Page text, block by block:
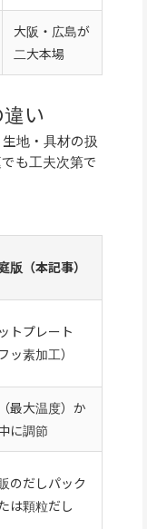
大阪・広島が
二大本場
い
地・具材の扱
も工夫次第で
版（本記事）
トプレート
フッ素加工）
最大温度）か
に調節
のだしパック
は顆粒だし